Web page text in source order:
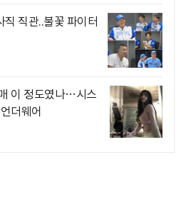
직관..불꽃 파이터
이 정도였나…시스
더웨어